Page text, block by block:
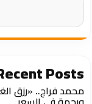
Posts
محمد فراج.. «رزق